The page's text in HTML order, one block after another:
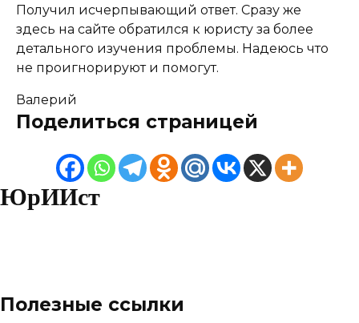
Получил исчерпывающий ответ. Сразу же
здесь на сайте обратился к юристу за более
детального изучения проблемы. Надеюсь что
не проигнорируют и помогут.
Валерий
Поделиться страницей
ЮрИИст
Полезные ссылки